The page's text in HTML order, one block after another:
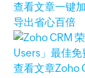
查看文章一键
导出省心百倍
查看文章Zoho